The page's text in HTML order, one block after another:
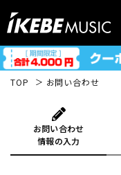
TOP お問い合わせ
お問い合わせ
情報の入力